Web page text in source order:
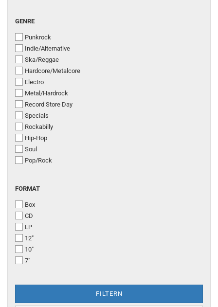
GENRE
GENRE
Punkrock
Indie/Alternative
Ska/Reggae
Hardcore/Metalcore
Electro
Metal/Hardrock
Record Store Day
Specials
Rockabilly
Hip-Hop
Soul
Pop/Rock
FORMAT
FORMAT
Box
CD
LP
12"
10"
7"
FILTERN